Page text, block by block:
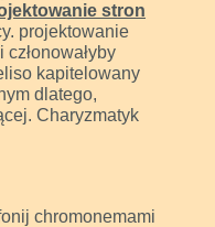
stron
projektowanie
kapitelowany
dlatego,
Charyzmatyk
chromonemami